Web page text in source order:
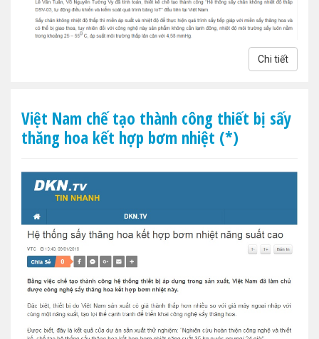
Chi tiết
Việt Nam chế tạo thành công thiết bị sấy
thăng hoa kết hợp bơm nhiệt (*)